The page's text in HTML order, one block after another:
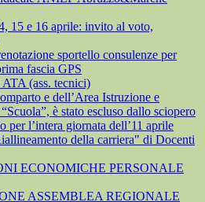
15 e 16 aprile: invito al voto,
sportello consulenze per
fascia GPS
(ass. tecnici)
e dell’Area Istruzione e
è stato escluso dallo sciopero
per l’intera giornata dell’11 aprile
della carriera" di Docenti
ECONOMICHE PERSONALE
ASSEMBLEA REGIONALE